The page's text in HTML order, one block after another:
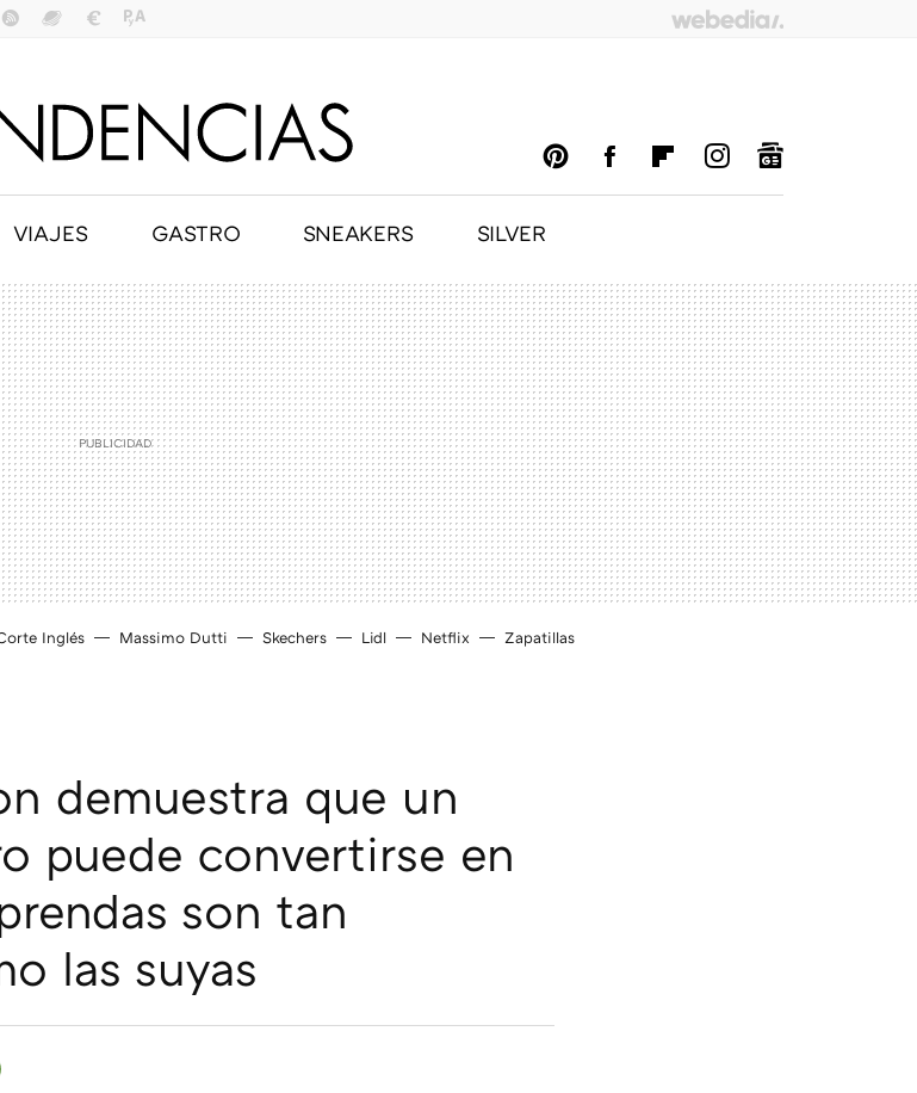
VIAJES GASTRO SNEAKERS SILVER
Inglés Massimo Dutti Skechers Lidl Netflix Zapatillas
demuestra que un
puede convertirse en
son tan
las suyas